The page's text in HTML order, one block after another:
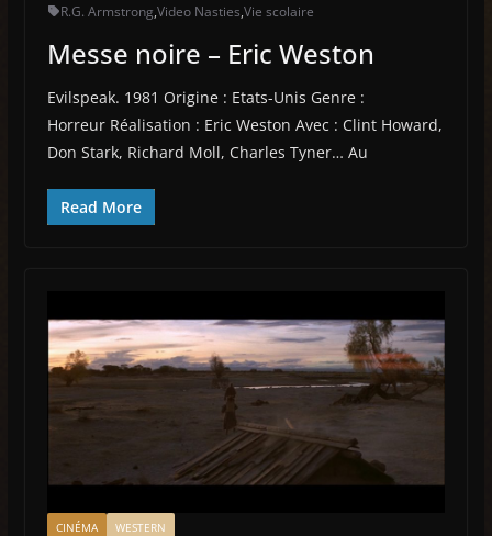
R.G. Armstrong,Video Nasties,Vie scolaire
Messe noire – Eric Weston
Evilspeak. 1981 Origine : Etats-Unis Genre :
Horreur Réalisation : Eric Weston Avec : Clint Howard,
Don Stark, Richard Moll, Charles Tyner… Au
Read More
CINÉMA WESTERN